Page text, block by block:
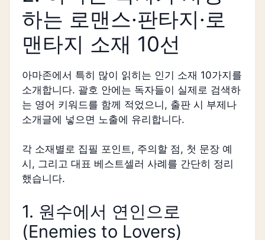
하는 로맨스·판타지·로
맨타지 소재 10선
아마존에서 특히 많이 읽히는 인기 소재 10가지를
소개합니다. 괄호 안에는 독자들이 실제로 검색하
는 영어 키워드를 함께 적었으니, 출판 시 부제나
소개글에 넣으면 노출에 유리합니다.
각 소재별로 집필 포인트, 주의할 점, 첫 문장 예
시, 그리고 대표 베스트셀러 사례를 간단히 정리
했습니다.
1. 원수에서 연인으로
(Enemies to Lovers)